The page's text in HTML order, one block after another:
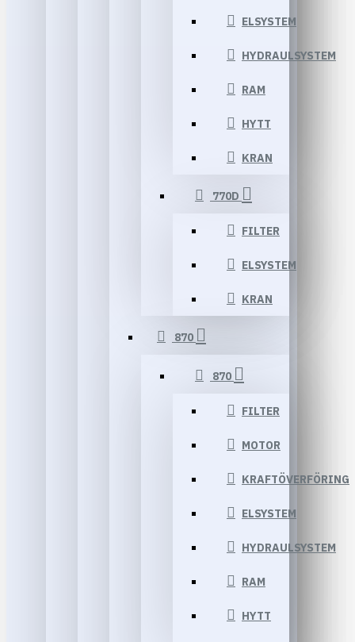
ELSYSTEM
HYDRAULSYSTEM
RAM
HYTT
KRAN
770D
FILTER
ELSYSTEM
KRAN
870
870
FILTER
MOTOR
KRAFTÖVERFÖRING
ELSYSTEM
HYDRAULSYSTEM
RAM
HYTT